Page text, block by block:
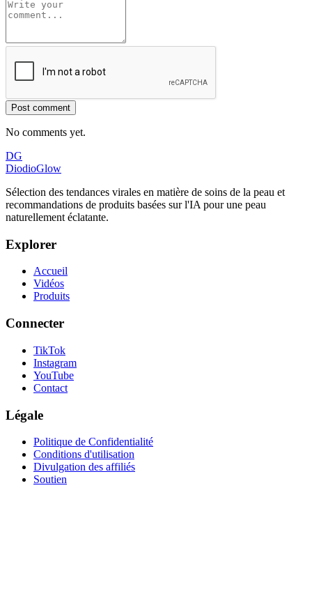
Post comment
No comments yet.
DG
DiodioGlow
Sélection des tendances virales en matière de soins de la peau et
recommandations de produits basées sur l'IA pour une peau
naturellement éclatante.
Explorer
Accueil
Vidéos
Produits
Connecter
TikTok
Instagram
YouTube
Contact
Légale
Politique de Confidentialité
Conditions d'utilisation
Divulgation des affiliés
Soutien